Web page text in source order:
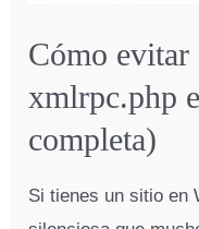
Cómo evitar
xmlrpc.php
completa)
Si tienes un sitio en